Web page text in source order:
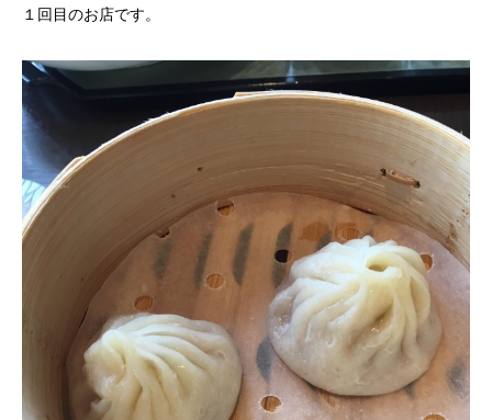
１回目のお店です。